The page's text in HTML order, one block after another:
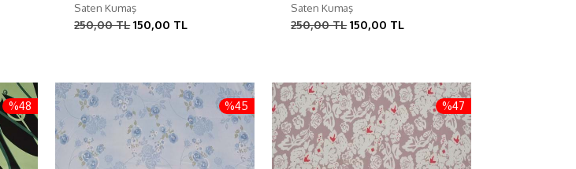
Saten Kumaş
250,00 TL 150,00 TL
Saten Kumaş
250,00 TL 150,00 TL
%48 %45 %47